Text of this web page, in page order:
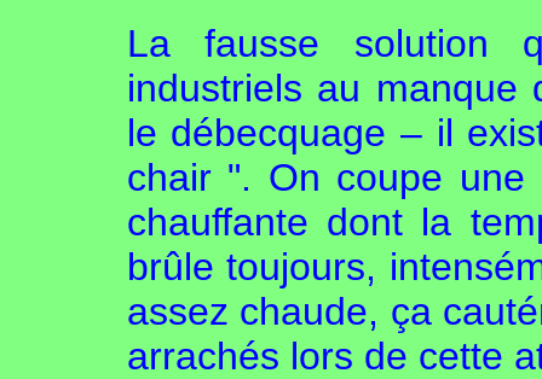
La fausse solution
industriels au manque
le débecquage – il
chair ". On coupe
chauffante dont la
brûle toujours,
assez chaude, ça
arrachés lors de cette